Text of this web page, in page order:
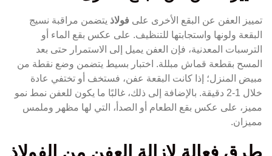
تمييز العفن عن البقع الأخرى على فولاذيتضمن مراقبة نسيج
البقعة ولونها واستجابتها للتنظيف. على عكس بقع الماء أو
الترسبات المعدنية، فإن العفن يميل إلى الاستمرار حتى بعد
المسح بقطعة قماش مبللة. اختبار بسيط يتضمن وضع نقطة من
مبيض المنزل؛ إذا كانت البقعة عفن، فستخف أو تختفي عادة
خلال 1-2 دقيقة. بالإضافة إلى ذلك، غالبًا ما يكون للعفن نمط نمو
مميز، على عكس بقع الطعام أو الصدأ، التي لها مظهر وملمس
مميزان.
طرق فعالة لإزالة العفن من الفولاذ